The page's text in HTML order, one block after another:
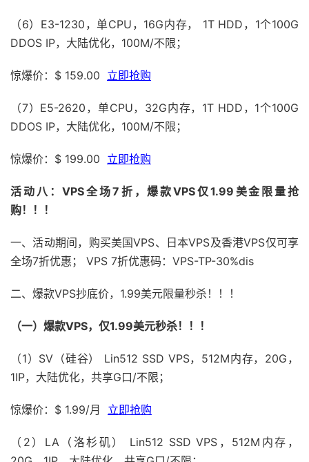
（6）E3-1230，单CPU，16G内存， 1T HDD，1个100G
DDOS IP，大陆优化，100M/不限；
惊爆价：$ 159.00 立即抢购
（7）E5-2620，单CPU，32G内存，1T HDD，1个100G
DDOS IP，大陆优化，100M/不限；
惊爆价：$ 199.00 立即抢购
活动八：VPS全场7折，爆款VPS仅1.99美金限量抢
购！！！
一、活动期间，购买美国VPS、日本VPS及香港VPS仅可享
全场7折优惠； VPS 7折优惠码：VPS-TP-30%dis
二、爆款VPS抄底价，1.99美元限量秒杀！！！
（一）爆款VPS，仅1.99美元秒杀！！！
（1）SV（硅谷） Lin512 SSD VPS，512M内存，20G，
1IP，大陆优化，共享G口/不限；
惊爆价：$ 1.99/月 立即抢购
（2）LA（洛杉矶） Lin512 SSD VPS，512M内存，